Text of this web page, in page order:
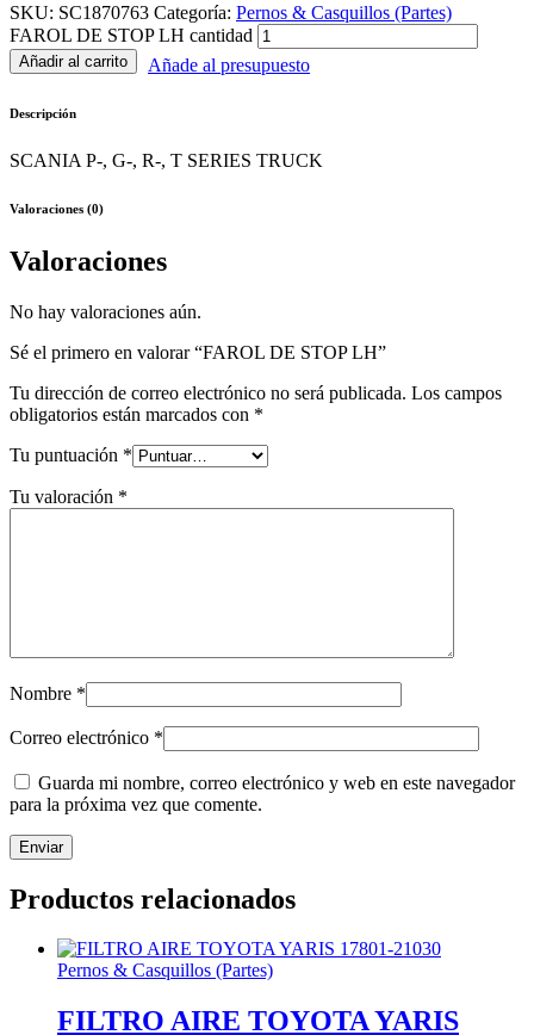
SKU: SC1870763 Categoría: Pernos & Casquillos (Partes)
FAROL DE STOP LH cantidad
Añadir al carrito Añade al presupuesto
Descripción
SCANIA P-, G-, R-, T SERIES TRUCK
Valoraciones (0)
Valoraciones
No hay valoraciones aún.
Sé el primero en valorar “FAROL DE STOP LH”
Tu dirección de correo electrónico no será publicada. Los campos
obligatorios están marcados con *
Tu puntuación *
Tu valoración *
Nombre *
Correo electrónico *
Guarda mi nombre, correo electrónico y web en este navegador
para la próxima vez que comente.
Productos relacionados
Pernos & Casquillos (Partes)
FILTRO AIRE TOYOTA YARIS